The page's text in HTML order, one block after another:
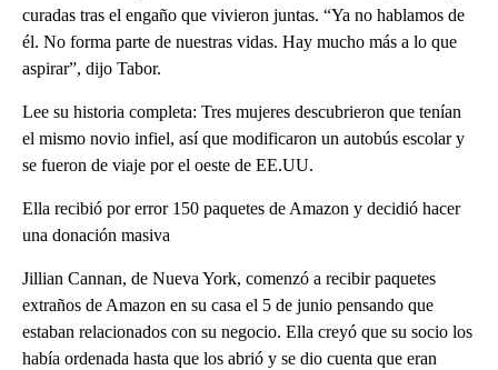
curadas tras el engaño que vivieron juntas. “Ya no hablamos de
él. No forma parte de nuestras vidas. Hay mucho más a lo que
aspirar”, dijo Tabor.
Lee su historia completa: Tres mujeres descubrieron que tenían
el mismo novio infiel, así que modificaron un autobús escolar y
se fueron de viaje por el oeste de EE.UU.
Ella recibió por error 150 paquetes de Amazon y decidió hacer
una donación masiva
Jillian Cannan, de Nueva York, comenzó a recibir paquetes
extraños de Amazon en su casa el 5 de junio pensando que
estaban relacionados con su negocio. Ella creyó que su socio los
había ordenada hasta que los abrió y se dio cuenta que eran